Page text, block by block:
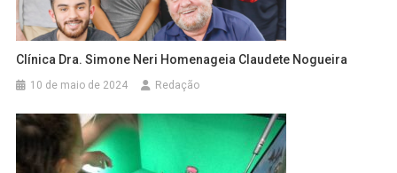
Clínica Dra. Simone Neri Homenageia Claudete Nogueira
10 de maio de 2024 Redação